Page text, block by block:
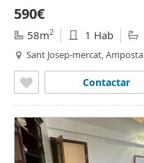
590€
58m2 1 Hab
Sant Josep-mercat, Amposta
Contactar